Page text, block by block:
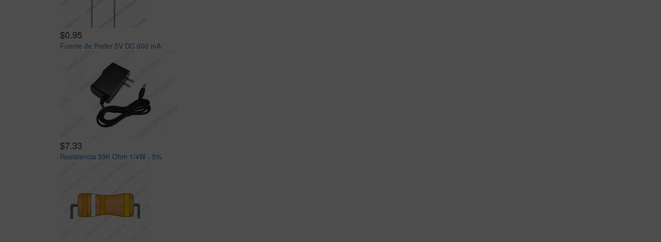
$0.95
Fuente de Poder 5V DC 600 mA
$7.33
Resistencia 39K Ohm 1/4W - 5%